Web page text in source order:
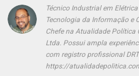
Técnico Industrial em
Tecnologia da Informação e
Chefe na Atualidade
Ltda. Possui ampla
com registro profissional
https://